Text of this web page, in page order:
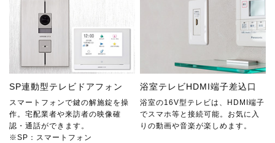
SP連動型テレビドアフォン
スマートフォンで鍵の解施錠を操
作。宅配業者や来訪者の映像確
認・通話ができます。
※SP：スマートフォン
浴室テレビHDMI端子差込口
浴室の16V型テレビは、HDMI端子
でスマホ等と接続可能。お気に入
りの動画や音楽が楽しめます。